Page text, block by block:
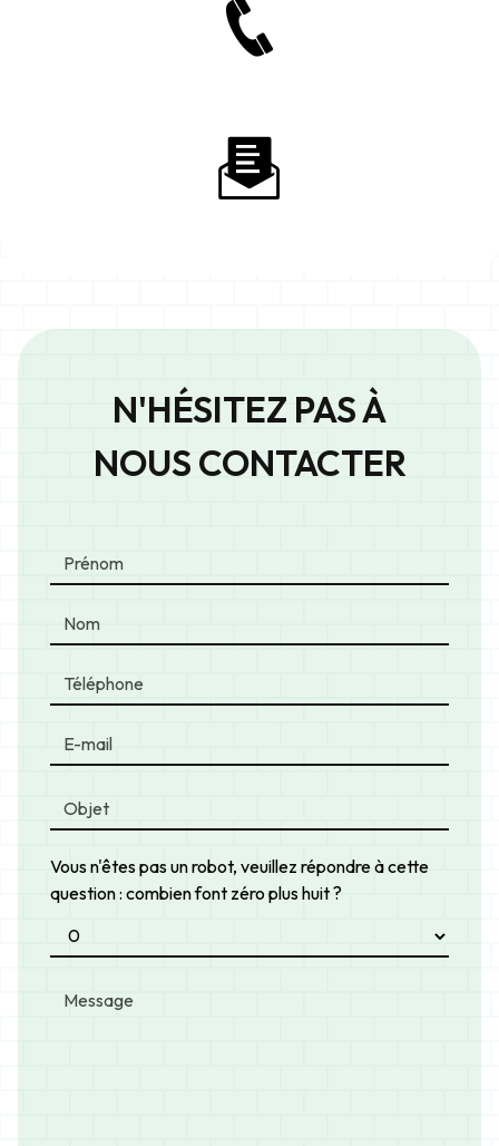
N'HÉSITEZ PAS À
NOUS CONTACTER
Vous n'êtes pas un robot, veuillez répondre à cette
question : combien font zéro plus huit ?